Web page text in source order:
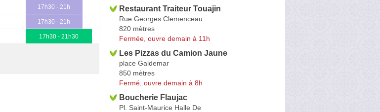
17h30 - 21h
17h30 - 21h
17h30 - 21h30
Restaurant Traiteur Touajin
Rue Georges Clemenceau
820 mètres
Fermée, ouvre demain à 11h
Les Pizzas du Camion Jaune
place Galdemar
850 mètres
Fermé, ouvre demain à 8h
Boucherie Flaujac
Pl. Saint-Maurice Halle De